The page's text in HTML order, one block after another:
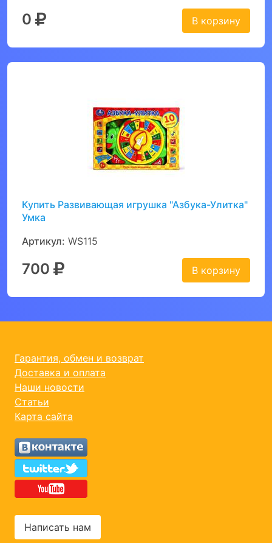
0 В корзину
Купить Развивающая игрушка "Азбука-Улитка"
Умка
Артикул: WS115
700 В корзину
Гарантия, обмен и возврат
Доставка и оплата
Наши новости
Статьи
Карта сайта
Написать нам